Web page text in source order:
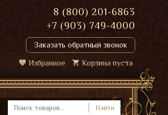
8 (800) 201-6863
+7 (903) 749-4000
Заказать обратный звонок
Избранное Корзина пуста
Найти